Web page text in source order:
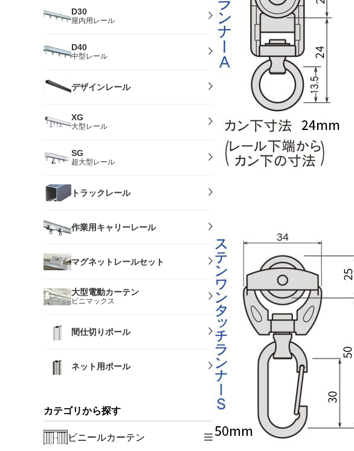
D30
屋内用レール
D40
中型レール
デザインレール
XG
大型レール
SG
超大型レール
トラックレール
作業用キャリーレール
マグネットレールセット
大型電動カーテン
ビニマックス
間仕切りポール
ネット用ポール
カテゴリから探す
ビニールカーテン